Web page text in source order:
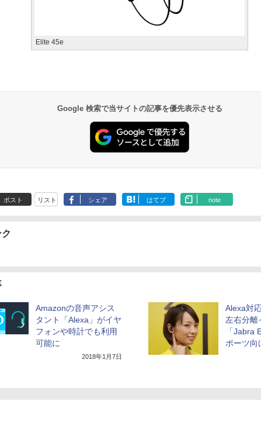
Elite 45e
Google 検索で当サイトの記事を優先表示させる
ポスト リスト シェア はてブ note
Amazonの音声アシス
タント「Alexa」がイヤ
フォンや時計でも利用
可能に
2018年1月7日
Alexa対
左右分離
「Jabra
ポーツ向